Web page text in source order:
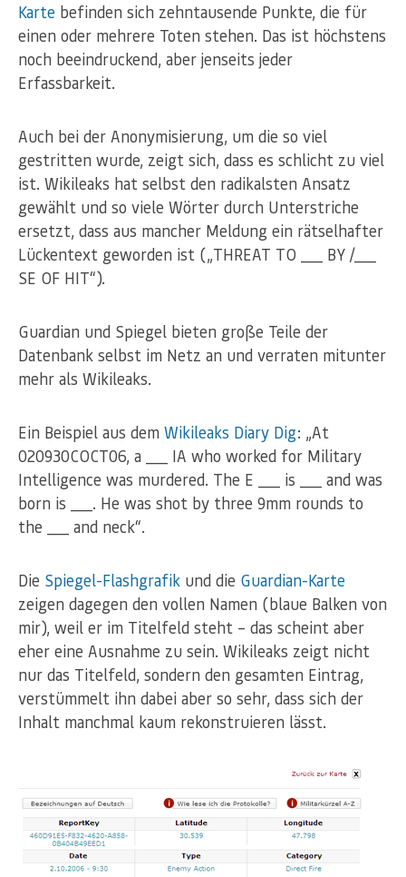
Karte befinden sich zehntausende Punkte, die für
einen oder mehrere Toten stehen. Das ist höchstens
noch beeindruckend, aber jenseits jeder
Erfassbarkeit.
Auch bei der Anonymisierung, um die so viel
gestritten wurde, zeigt sich, dass es schlicht zu viel
ist. Wikileaks hat selbst den radikalsten Ansatz
gewählt und so viele Wörter durch Unterstriche
ersetzt, dass aus mancher Meldung ein rätselhafter
Lückentext geworden ist („THREAT TO ___ BY /___
SE OF HIT“).
Guardian und Spiegel bieten große Teile der
Datenbank selbst im Netz an und verraten mitunter
mehr als Wikileaks.
Ein Beispiel aus dem Wikileaks Diary Dig: „At
020930COCT06, a ___ IA who worked for Military
Intelligence was murdered. The E ___ is ___ and was
born is ___. He was shot by three 9mm rounds to
the ___ and neck“.
Die Spiegel-Flashgrafik und die Guardian-Karte
zeigen dagegen den vollen Namen (blaue Balken von
mir), weil er im Titelfeld steht – das scheint aber
eher eine Ausnahme zu sein. Wikileaks zeigt nicht
nur das Titelfeld, sondern den gesamten Eintrag,
verstümmelt ihn dabei aber so sehr, dass sich der
Inhalt manchmal kaum rekonstruieren lässt.